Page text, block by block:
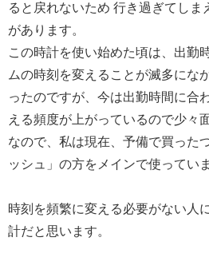
ると戻れないため 行き過ぎてしま
があります。
この時計を使い始めた頃は、出勤
ムの時刻を変えることが滅多にな
ったのですが、今は出勤時間に合
える頻度が上がっているので少々
なので、私は現在、予備で買った
ッシュ」の方をメインで使っていま
時刻を頻繁に変える必要がない人
計だと思います。